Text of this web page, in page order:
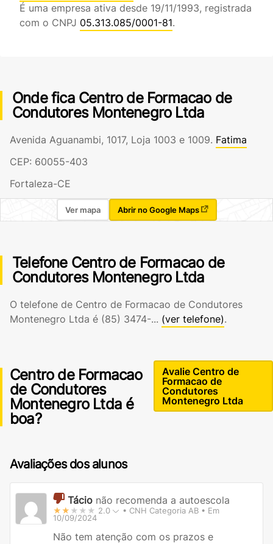
É uma empresa ativa desde 19/11/1993, registrada
com o CNPJ 05.313.085/0001-81.
Onde fica Centro de Formacao de
Condutores Montenegro Ltda
Avenida Aguanambi, 1017, Loja 1003 e 1009. Fatima
CEP: 60055-403
Fortaleza-CE
Ver mapa Abrir no Google Maps
Telefone Centro de Formacao de
Condutores Montenegro Ltda
O telefone de Centro de Formacao de Condutores
Montenegro Ltda é (85) 3474-... (ver telefone).
Centro de Formacao
de Condutores
Montenegro Ltda é
boa?
Avalie Centro de
Formacao de
Condutores
Montenegro Ltda
Avaliações dos alunos
Tácio não recomenda a autoescola
★★ ★★★ 2.0
• CNH Categoria AB • Em
10/09/2024
Não tem atenção com os prazos e